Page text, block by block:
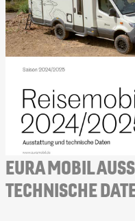
EURA MOBIL
TECHNISCHE